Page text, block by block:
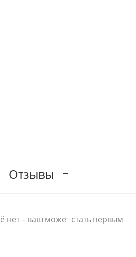
Отзывы
нет – ваш может стать первым